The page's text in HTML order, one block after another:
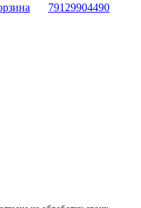
79129904490